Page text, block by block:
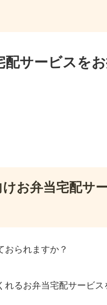
サービスを
お弁当宅配サ
られますか？
るお弁当宅配サービス